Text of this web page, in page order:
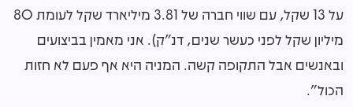
על 13 שקל, עם שווי חברה של 3.81 מיליארד שקל לעומת 80
מיליון שקל לפני כעשר שנים, דנ"ק). אני מאמין בביצועים
ובאנשים אבל התקופה קשה. המניה היא אף פעם לא חזות
הכול".